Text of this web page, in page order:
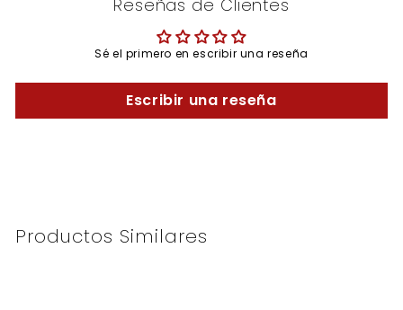
Reseñas de Clientes
Sé el primero en escribir una reseña
Escribir una reseña
Productos Similares